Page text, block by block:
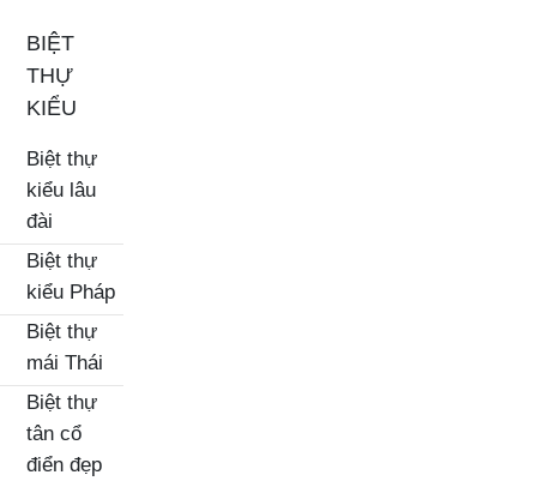
BIỆT
THỰ
KIỂU
Biệt thự
kiểu lâu
đài
Biệt thự
kiểu Pháp
Biệt thự
mái Thái
Biệt thự
tân cổ
điển đẹp